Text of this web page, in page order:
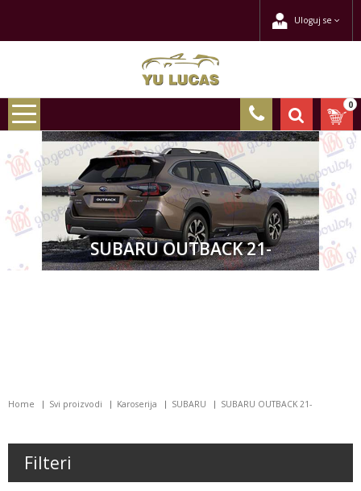
Uloguj se
0
SUBARU OUTBACK 21-
Home Svi proizvodi Karoserija SUBARU SUBARU OUTBACK 21-
Filteri